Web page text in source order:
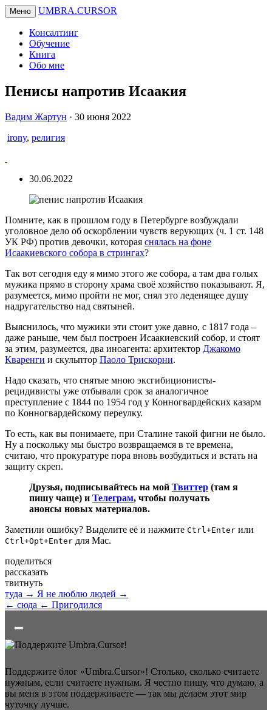
Меню UMBRA.CURSOR
Консалтинг
Обучение
Книга
Обо мне
Пенисы напротив Исаакия
Вадим
Вадим Жартун · 30 июня 2022
irony, религия
30.06.2022
Помните, как в прошлом году в Петербурге возбуждали
уголовное дело об оскорблении чувств верующих (ч. 1 ст. 148
УК РФ) против девочки, которая снялась на фоне
Исаакиевского собора в стрингах?
Так вот сегодня еду я мимо этого же собора, а там два голых
мужика прямо в сторону храма своё хозяйство показывают. Я,
разумеется, мимо пройти не мог, снял это леденящее душу
надругательство над святыней.
Выяснилось, что мужики эти стоит уже давно, с 1817 года –
даже раньше, чем был построен Исаакиевский собор, и стоят
за этим, разумеется, два иноагента: архитектор Джакомо
Кваренги и скульптор Паоло Трискорни.
Надо сказать, что снятые мною эксгибиционисты-
рецидивисты уже отбывали срок за аналогичное
преступление с 1844 по 1954 год у Конногвардейских казарм
по Конногвардейскому переулку.
То есть, как вы понимаете, при Сталине такой фигни не было.
Ну а поскольку мы быстро возвращаемся в те времена,
считаю, что прокуратуре пора вновь возбудиться и встать на
защиту скреп.
Друзья, подписывайтесь на мой Твиттер (там я
пишу чаще) и Телеграм, чтобы получать
анонсы новых материалов.
Заметили ошибку? Выделите её и нажмите Ctrl+Enter или
Ctrl+Opt+Enter для Mac.
поделиться
рассказать
твитнуть
туда → Я не люблю людей →
← сюда ← Пригодился
Поддержите блог «Umbra.Cursor»! Столько, сколько считаете
нужным, если считаете нужным. Я честно пишу, что думаю, а
вы меня в этом поддерживаете — так мы делаем этот мир
чуточку лучше.